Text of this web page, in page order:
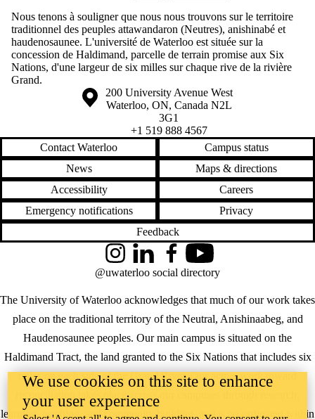
Nous tenons à souligner que nous nous trouvons sur le territoire
traditionnel des peuples attawandaron (Neutres), anishinabé et
haudenosaunee. L'université de Waterloo est située sur la
concession de Haldimand, parcelle de terrain promise aux Six
Nations, d'une largeur de six milles sur chaque rive de la rivière
Grand.
Information about the University of Waterloo
Campus map
200 University Avenue West
Waterloo, ON, Canada N2L
3G1
+1 519 888 4567
Contact Waterloo
Campus status
News
Maps & directions
Accessibility
Careers
Emergency notifications
Privacy
Feedback
The University of Waterloo acknowledges that much of our work takes
place on the traditional territory of the Neutral, Anishinaabeg, and
Haudenosaunee peoples. Our main campus is situated on the
Haldimand Tract, the land granted to the Six Nations that includes six
miles on each side of the Grand River. Our active work toward
reconciliation takes place across our campuses through research,
learning, teaching, and community building, and is co-ordinated within
InstagramLinkedInFacebookYouTube
@uwaterloo social directory
We use cookies on this site to enhance
your user experience